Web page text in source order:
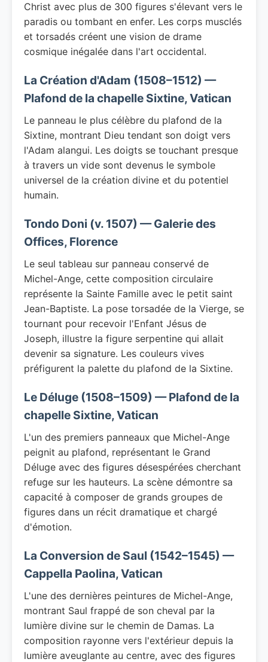
Christ avec plus de 300 figures s'élevant vers le
paradis ou tombant en enfer. Les corps musclés
et torsadés créent une vision de drame
cosmique inégalée dans l'art occidental.
La Création d'Adam (1508–1512) —
Plafond de la chapelle Sixtine, Vatican
Le panneau le plus célèbre du plafond de la
Sixtine, montrant Dieu tendant son doigt vers
l'Adam alangui. Les doigts se touchant presque
à travers un vide sont devenus le symbole
universel de la création divine et du potentiel
humain.
Tondo Doni (v. 1507) — Galerie des
Offices, Florence
Le seul tableau sur panneau conservé de
Michel-Ange, cette composition circulaire
représente la Sainte Famille avec le petit saint
Jean-Baptiste. La pose torsadée de la Vierge, se
tournant pour recevoir l'Enfant Jésus de
Joseph, illustre la figure serpentine qui allait
devenir sa signature. Les couleurs vives
préfigurent la palette du plafond de la Sixtine.
Le Déluge (1508–1509) — Plafond de la
chapelle Sixtine, Vatican
L'un des premiers panneaux que Michel-Ange
peignit au plafond, représentant le Grand
Déluge avec des figures désespérées cherchant
refuge sur les hauteurs. La scène démontre sa
capacité à composer de grands groupes de
figures dans un récit dramatique et chargé
d'émotion.
La Conversion de Saul (1542–1545) —
Cappella Paolina, Vatican
L'une des dernières peintures de Michel-Ange,
montrant Saul frappé de son cheval par la
lumière divine sur le chemin de Damas. La
composition rayonne vers l'extérieur depuis la
lumière aveuglante au centre, avec des figures